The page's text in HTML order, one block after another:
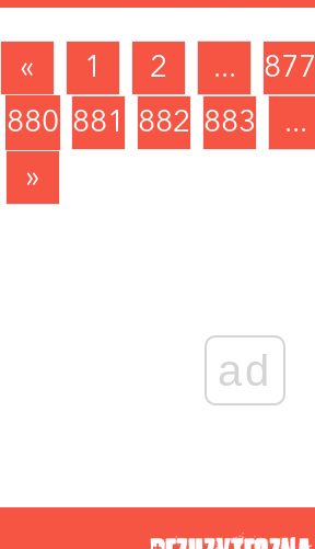
« 1 2 ... 877
880 881 882 883 ...
»
ad